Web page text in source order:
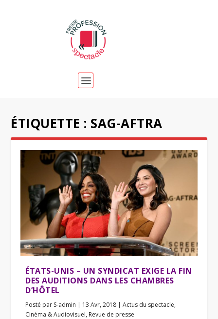
ÉTIQUETTE : SAG-AFTRA
ÉTATS-UNIS – UN SYNDICAT EXIGE LA FIN
DES AUDITIONS DANS LES CHAMBRES
D’HÔTEL
Posté par S-admin | 13 Avr, 2018 |Actus du spectacle,
Cinéma & Audiovisuel, Revue de presse